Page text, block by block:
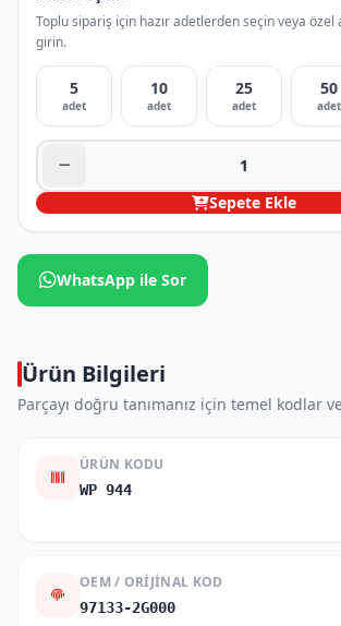
Toplu sipariş için hazır adetlerden seçin veya özel
girin.
5
adet
10
adet
25
adet
50
adet
Sepete Ekle
WhatsApp ile Sor
Ürün Bilgileri
Parçayı doğru tanımanız için temel kodlar
ÜRÜN KODU
WP 944
OEM / ORIJINAL KOD
97133-2G000